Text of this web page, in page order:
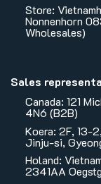
Store:
Nonnenhorn
Wholesales)
Sales
Canada: 121
4N6 (B2B)
Koera: 2F, 13-
Jinju-si,
Holand:
2341AA